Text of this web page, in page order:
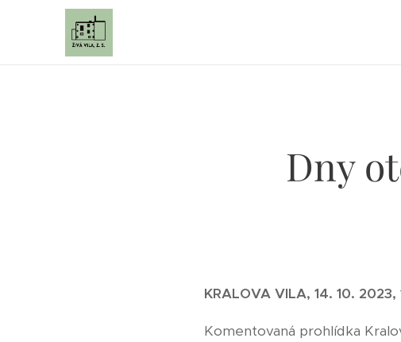
Dny
KRALOVA VILA, 14. 10. 2023,
Komentovaná prohlídka